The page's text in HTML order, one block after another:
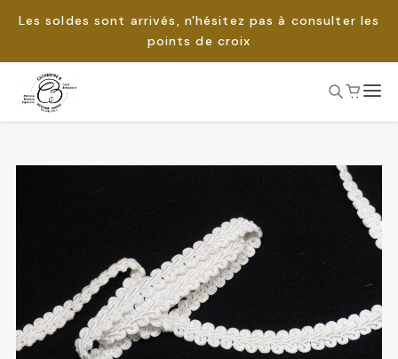
Les soldes sont arrivés, n'hésitez pas à consulter les
points de croix
Passer